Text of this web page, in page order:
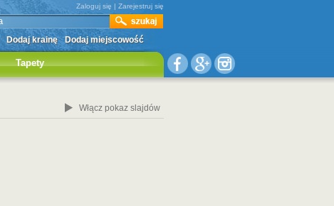
Zaloguj się | Zarejestruj się
Dodaj krainę Dodaj miejscowość
Tapety
Włącz pokaz slajdów